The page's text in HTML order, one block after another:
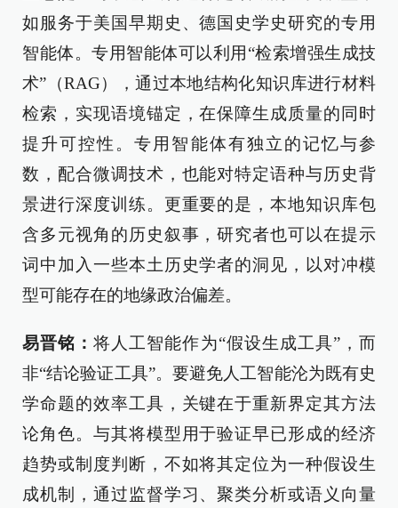
如服务于美国早期史、德国史学史研究的专用
智能体。专用智能体可以利用“检索增强生成技
术”（RAG），通过本地结构化知识库进行材料
检索，实现语境锚定，在保障生成质量的同时
提升可控性。专用智能体有独立的记忆与参
数，配合微调技术，也能对特定语种与历史背
景进行深度训练。更重要的是，本地知识库包
含多元视角的历史叙事，研究者也可以在提示
词中加入一些本土历史学者的洞见，以对冲模
型可能存在的地缘政治偏差。
易晋铭：将人工智能作为“假设生成工具”，而
非“结论验证工具”。要避免人工智能沦为既有史
学命题的效率工具，关键在于重新界定其方法
论角色。与其将模型用于验证早已形成的经济
趋势或制度判断，不如将其定位为一种假设生
成机制，通过监督学习、聚类分析或语义向量